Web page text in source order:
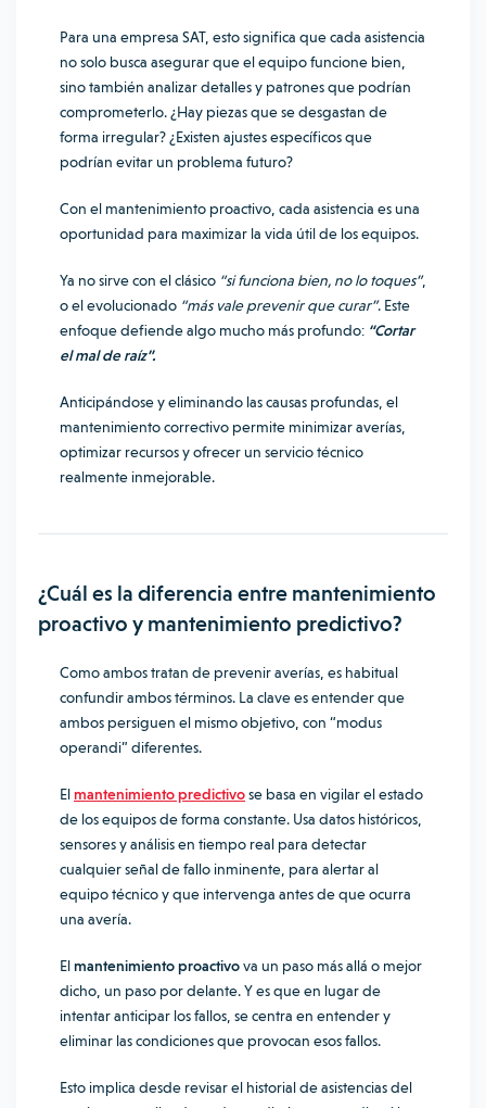
Para una empresa SAT, esto significa que cada asistencia
no solo busca asegurar que el equipo funcione bien,
sino también analizar detalles y patrones que podrían
comprometerlo. ¿Hay piezas que se desgastan de
forma irregular? ¿Existen ajustes específicos que
podrían evitar un problema futuro?
Con el mantenimiento proactivo, cada asistencia es una
oportunidad para maximizar la vida útil de los equipos.
Ya no sirve con el clásico “si funciona bien, no lo toques”,
o el evolucionado “más vale prevenir que curar”. Este
enfoque defiende algo mucho más profundo: “Cortar
el mal de raíz”.
Anticipándose y eliminando las causas profundas, el
mantenimiento correctivo permite minimizar averías,
optimizar recursos y ofrecer un servicio técnico
realmente inmejorable.
¿Cuál es la diferencia entre mantenimiento
proactivo y mantenimiento predictivo?
Como ambos tratan de prevenir averías, es habitual
confundir ambos términos. La clave es entender que
ambos persiguen el mismo objetivo, con “modus
operandi” diferentes.
Elmantenimiento predictivose basa en vigilar el estado
de los equipos de forma constante. Usa datos históricos,
sensores y análisis en tiempo real para detectar
cualquier señal de fallo inminente, para alertar al
equipo técnico y que intervenga antes de que ocurra
una avería.
Elmantenimiento proactivova un paso más allá o mejor
dicho, un paso por delante. Y es que en lugar de
intentar anticipar los fallos, se centra en entender y
eliminar las condiciones que provocan esos fallos.
Esto implica desde revisar el historial de asistencias del